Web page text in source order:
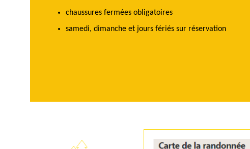
chaussures fermées obligatoires
samedi, dimanche et jours fériés sur réservation